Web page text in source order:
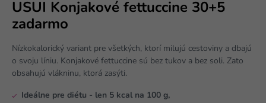
USUI Konjakové fettuccine 30+5
zadarmo
Nízkokalorický variant pre všetkých, ktorí milujú cestoviny a dbajú
o svoju líniu. Konjakové fettuccine sú bez tukov a bez soli. Zato
obsahujú vlákninu, ktorá zasýti.
Ideálne pre diétu - len 5 kcal na 100 g,